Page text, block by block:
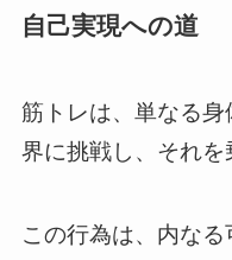
自己実現への道
筋トレは、単なる
界に挑戦し、それを
この行為は、内な